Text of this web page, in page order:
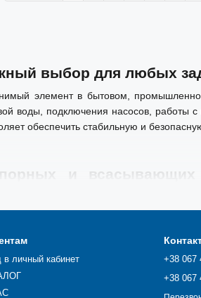
выбор для любых
элемент в бытовом,
воды, подключения насосов,
обеспечить стабильную и
и всасывающих
воды, используемой в различных
полив и откачка. Изготовление рукавов
в личный кабинет
+38 067
+38 067